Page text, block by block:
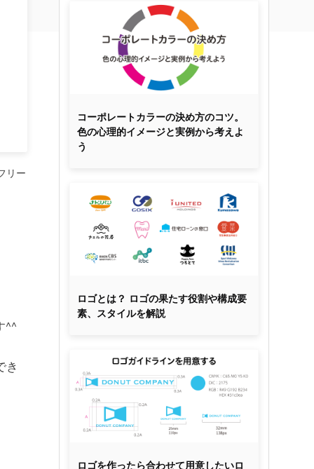
リー
^^
き
コーポレートカラーの決め方のコツ。
色の心理的イメージと実例から考えよ
う
ロゴとは？ ロゴの果たす役割や構成要
素、スタイルを解説
ロゴを作ったら合わせて用意したいロ